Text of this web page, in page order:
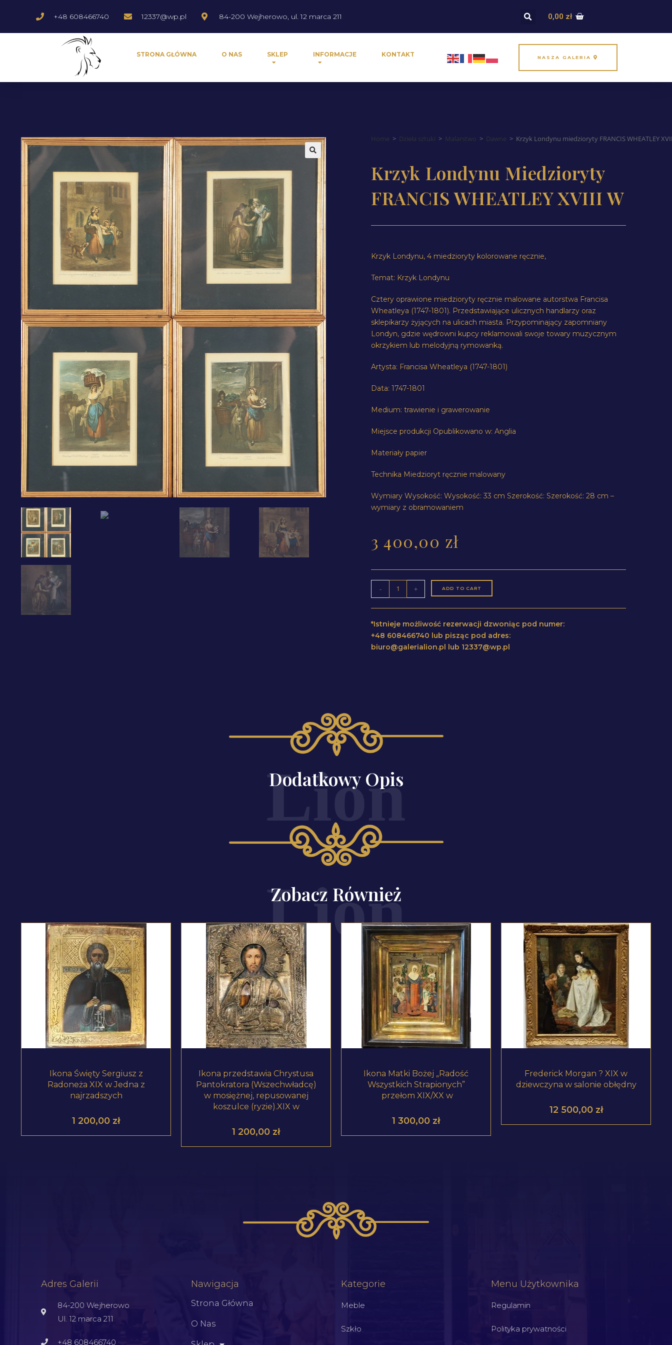
+48 608466740 12337@wp.pl 84-200 Wejherowo, ul. 12 marca 211 0,00 zł
STRONA GŁÓWNA O NAS SKLEP INFORMACJE KONTAKT NASZA GALERIA
Home > Dzieła sztuki > Malarstwo > Dawne > Krzyk Londynu miedzioryty FRANCIS WHEATLEY
Krzyk Londynu Miedzioryty
FRANCIS WHEATLEY XVIII W
Krzyk Londynu, 4 miedzioryty kolorowane ręcznie,
Temat: Krzyk Londynu
Cztery oprawione miedzioryty ręcznie malowane autorstwa Francisa
Wheatleya (1747-1801). Przedstawiające ulicznych handlarzy oraz
sklepikarzy żyjących na ulicach miasta. Przypominający zapomniany
Londyn, gdzie wędrowni kupcy reklamowali swoje towary muzycznym
okrzykiem lub melodyjną rymowanką.
Artysta: Francisa Wheatleya (1747-1801)
Data: 1747-1801
Medium: trawienie i grawerowanie
Miejsce produkcji Opublikowano w: Anglia
Materiały papier
Technika Miedzioryt ręcznie malowany
Wymiary Wysokość: Wysokość: 33 cm Szerokość: Szerokość: 28 cm –
wymiary z obramowaniem
3 400,00 zł
- + ADD TO CART
*Istnieje możliwość rezerwacji dzwoniąc pod numer:
+48 608466740 lub pisząc pod adres:
biuro@galerialion.pl lub 12337@wp.pl
Dodatkowy Opis
Zobacz Również
ZOBACZ PRODUKT
Ikona Święty Sergiusz z
Radoneża XIX w Jedna z
najrzadszych
1 200,00 zł
ZOBACZ PRODUKT
Ikona przedstawia Chrystusa
Pantokratora (Wszechwładcę)
w mosiężnej, repusowanej
koszulce (ryzie).XIX w
1 200,00 zł
ZOBACZ PRODUKT
Ikona Matki Bożej „Radość
Wszystkich Strapionych”
przełom XIX/XX w
1 300,00 zł
ZOBACZ PRODUKT
Frederick Morgan ? XIX w
dziewczyna w salonie obłędny
12 500,00 zł
Adres Galerii
84-200 Wejherowo
Ul. 12 marca 211
+48 608466740
Nawigacja
Strona Główna
O Nas
Kategorie
Meble
Szkło
Menu Użytkownika
Regulamin
Polityka prywatności